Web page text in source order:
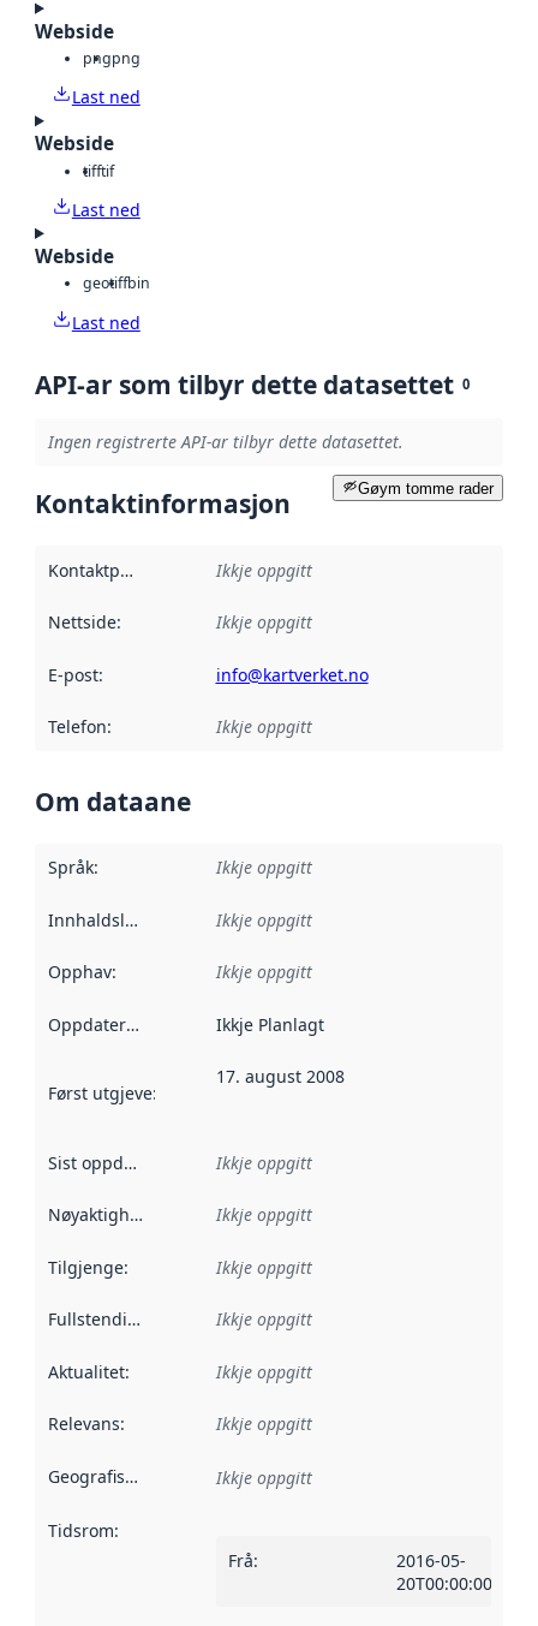
Webside
pngpng
Last ned
Webside
tifftif
Last ned
Webside
geotiffbin
Last ned
API-ar som tilbyr dette datasettet 0
Ingen registrerte API-ar tilbyr dette datasettet.
Gøym tomme rader
Kontaktinformasjon
Kontaktpunkt Ikkje oppgitt
Nettside: Ikkje oppgitt
E-post: info@kartverket.no
Telefon: Ikkje oppgitt
Om dataane
Språk: Ikkje oppgitt
Innhaldsleverandørar :
Ikkje oppgitt
Opphav: Ikkje oppgitt
Oppdateringsfrekvens :
Ikkje Planlagt
Først utgjeve: Denne datoen seier når dataa i dette
17. august 2008
Sist oppdatert Ikkje oppgitt
Nøyaktigheit Ikkje oppgitt
Tilgjenge: Ikkje oppgitt
Fullstendigheit Ikkje oppgitt
Aktualitet: Ikkje oppgitt
Relevans: Ikkje oppgitt
Geografisk område Ikkje oppgitt
Tidsrom:
Frå:
2016-05-
20T00:00:00Z